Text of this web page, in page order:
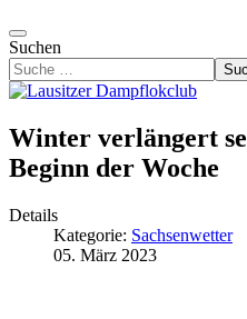
Suchen
Winter verlängert
Beginn der Woche
Details
Kategorie: Sachsenwetter
05. März 2023